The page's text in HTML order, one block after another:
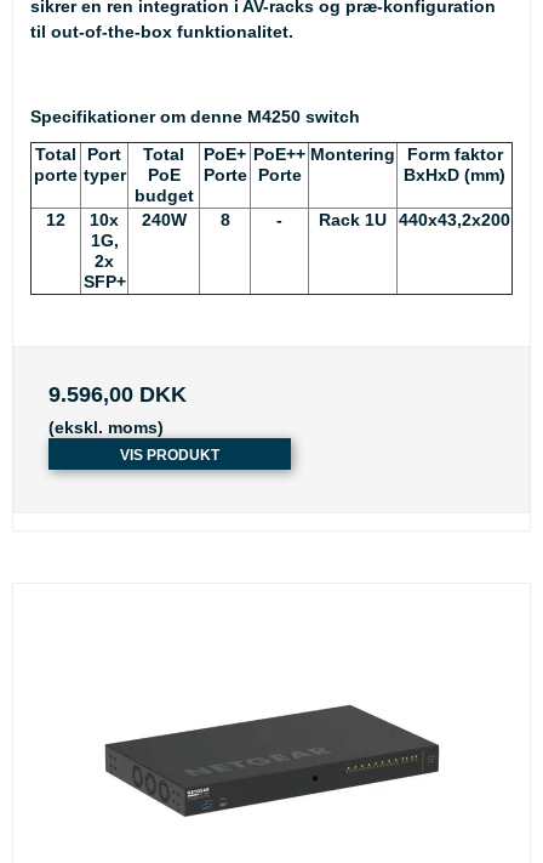
sikrer en ren integration i AV-racks og præ-konfiguration
til out-of-the-box funktionalitet.
Specifikationer om denne M4250 switch
Total
porte
Port
typer
Total
PoE
budget
PoE+
Porte
PoE++
Porte
Montering
Form faktor
BxHxD (mm)
12
10x
1G,
2x
SFP+
240W 8 - Rack 1U 440x43,2x200
9.596,00 DKK
(ekskl. moms)
VIS PRODUKT